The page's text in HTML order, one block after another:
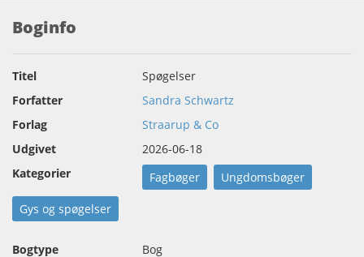
Boginfo
Titel
Spøgelser
Forfatter
Sandra Schwartz
Forlag
Straarup & Co
Udgivet
2026-06-18
Kategorier
Fagbøger Ungdomsbøger
Gys og spøgelser
Bogtype
Bog